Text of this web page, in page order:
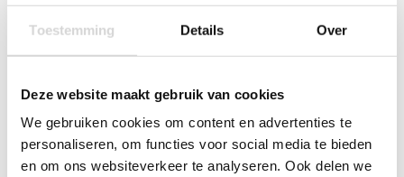
Toestemming Details Over
Deze website maakt gebruik van cookies
We gebruiken cookies om content en advertenties te
personaliseren, om functies voor social media te bieden
en om ons websiteverkeer te analyseren. Ook delen we
WhatsApp 0348 479195
Mailen